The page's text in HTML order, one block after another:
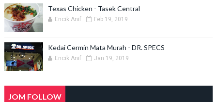
Texas Chicken - Tasek Central
Encik Anif Feb 19, 2019
Kedai Cermin Mata Murah - DR. SPECS
Encik Anif Jan 19, 2019
JOM FOLLOW